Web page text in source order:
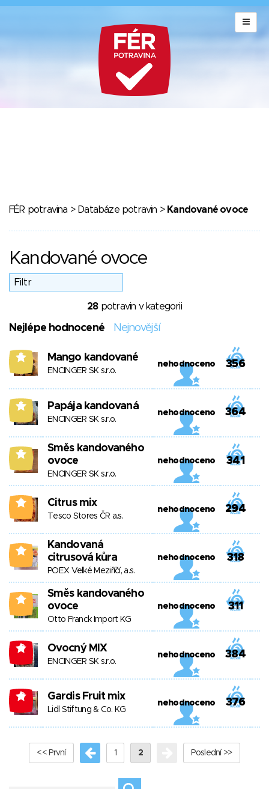
FÉR potravina > Databáze potravin > Kandované ovoce
Kandované ovoce
28potravin v kategorii
Nejlépe hodnocené Nejnovější
5 Mango kandované
ENCINGER SK s.r.o.
nehodnoceno 356
5 Papája kandovaná
ENCINGER SK s.r.o.
nehodnoceno 364
5
Směs kandovaného
ovoce
ENCINGER SK s.r.o.
nehodnoceno 341
0 Citrus mix
Tesco Stores ČR a.s.
nehodnoceno 294
0
Kandovaná
citrusová kůra
POEX Velké Meziříčí, a.s.
nehodnoceno 318
0
Směs kandovaného
ovoce
Otto Franck Import KG
nehodnoceno 311
-3 Ovocný MIX
ENCINGER SK s.r.o.
nehodnoceno 384
-8 Gardis Fruit mix
Lidl Stiftung & Co. KG
nehodnoceno 376
<< První 1 2 Poslední >>